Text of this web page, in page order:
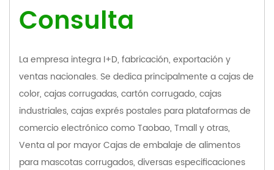
Consulta
La empresa integra I+D, fabricación, exportación y
ventas nacionales. Se dedica principalmente a cajas de
color, cajas corrugadas, cartón corrugado, cajas
industriales, cajas exprés postales para plataformas de
comercio electrónico como Taobao, Tmall y otras,
Venta al por mayor Cajas de embalaje de alimentos
para mascotas corrugados, diversas especificaciones